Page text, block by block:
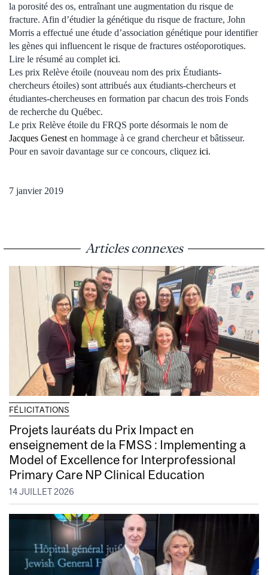
la porosité des os, entraînant une augmentation du risque de
fracture. Afin d’étudier la génétique du risque de fracture, John
Morris a effectué une étude d’association génétique pour identifier
les gènes qui influencent le risque de fractures ostéoporotiques.
Lire le résumé au complet ici.
Les prix Relève étoile (nouveau nom des prix Étudiants-
chercheurs étoiles) sont attribués aux étudiants-chercheurs et
étudiantes-chercheuses en formation par chacun des trois Fonds
de recherche du Québec.
Le prix Relève étoile du FRQS porte désormais le nom de
Jacques Genest en hommage à ce grand chercheur et bâtisseur.
Pour en savoir davantage sur ce concours, cliquez ici.
7 janvier 2019
Articles connexes
FÉLICITATIONS
Projets lauréats du Prix Impact en
enseignement de la FMSS : Implementing a
Model of Excellence for Interprofessional
Primary Care NP Clinical Education
14 JUILLET 2026